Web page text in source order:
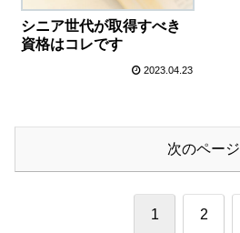
シニア世代が取得すべき
資格はコレです
2023.04.23
次のページ
1 2